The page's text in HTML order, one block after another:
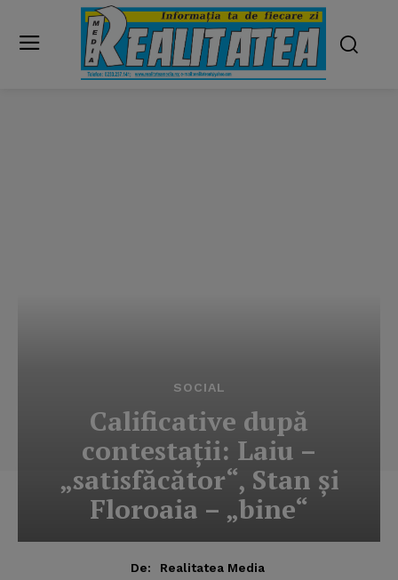
SOCIAL
Calificative după
contestaţii: Laiu –
„satisfăcător“, Stan şi
Floroaia – „bine“
De:
Realitatea Media